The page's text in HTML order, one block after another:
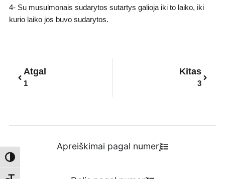
Toggle High Contrast
4- Su musulmonais sudarytos sutartys galioja iki to laiko, iki
kurio laiko jos buvo sudarytos.
Atgal
1
Kitas
3
Apreiškimai pagal numerį